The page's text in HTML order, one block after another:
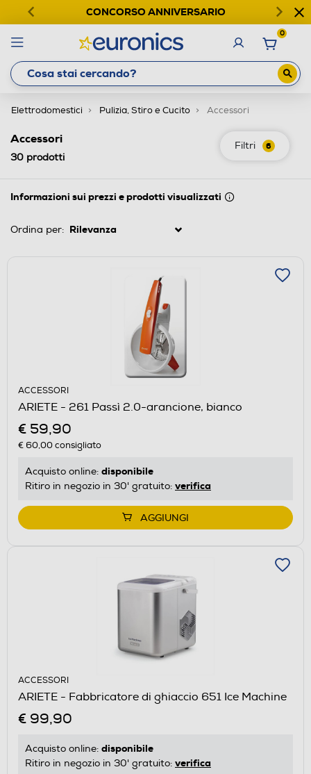
CONCORSO ANNIVERSARIO
0
Elettrodomestici Pulizia, Stiro e Cucito Accessori
Filtri 6
Accessori
30 prodotti
Informazioni sui prezzi e prodotti visualizzati
Ordina per:
ACCESSORI
ARIETE - 261 Passì 2.0-arancione, bianco
€ 59,90
€ 60,00consigliato
Acquisto online: disponibile
Ritiro in negozio in 30' gratuito: verifica
AGGIUNGI
ACCESSORI
ARIETE - Fabbricatore di ghiaccio 651 Ice Machine
€ 99,90
Acquisto online: disponibile
Ritiro in negozio in 30' gratuito: verifica